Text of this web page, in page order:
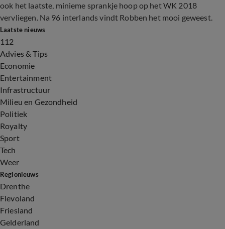
ook het laatste, minieme sprankje hoop op het WK 2018
vervliegen. Na 96 interlands vindt Robben het mooi geweest.
Laatste nieuws
112
Advies & Tips
Economie
Entertainment
Infrastructuur
Milieu en Gezondheid
Politiek
Royalty
Sport
Tech
Weer
Regionieuws
Drenthe
Flevoland
Friesland
Gelderland